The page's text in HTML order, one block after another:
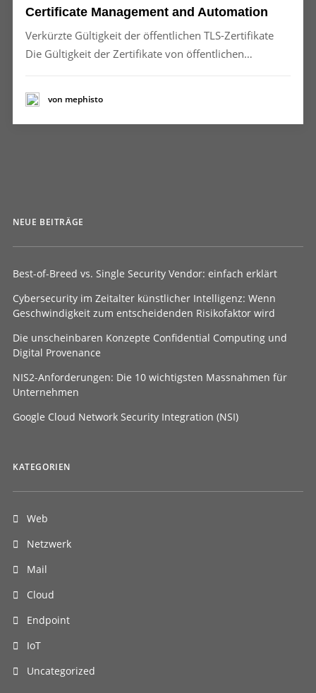
Certificate Management and Automation
Verkürzte Gültigkeit der öffentlichen TLS-Zertifikate
Die Gültigkeit der Zertifikate von öffentlichen…
von mephisto
NEUE BEITRÄGE
Best-of-Breed vs. Single Security Vendor: einfach erklärt
Cybersecurity im Zeitalter künstlicher Intelligenz: Wenn
Geschwindigkeit zum entscheidenden Risikofaktor wird
Die unscheinbaren Konzepte Confidential Computing und
Digital Provenance
NIS2-Anforderungen: Die 10 wichtigsten Massnahmen für
Unternehmen
Google Cloud Network Security Integration (NSI)
KATEGORIEN
Web
Netzwerk
Mail
Cloud
Endpoint
IoT
Uncategorized